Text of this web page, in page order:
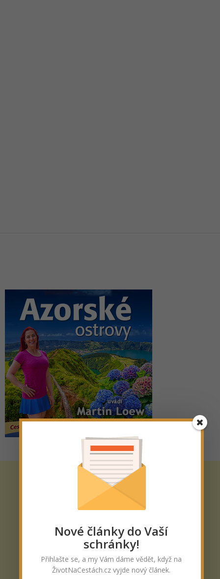
Nové články do Vaší
schránky!
Přihlašte se, a my Vám dáme vědět, když na
ŽivotNaCestách.cz vyjde nový článek.